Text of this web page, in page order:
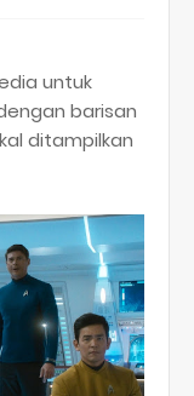
untuk
barisan
ditampilkan